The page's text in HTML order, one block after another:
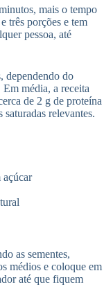
mais o tempo
três porções e tem
pessoa, até
dependendo do
média, a receita
de 2 g de proteína
relevantes.
açúcar
as sementes,
médios e coloque em
até que fiquem